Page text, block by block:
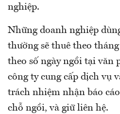
nghiệp.
Những doanh nghiệp
thường sẽ thuê theo
theo số ngày ngồi tại văn
công ty cung cấp dịch vụ
trách nhiệm nhận báo
chỗ ngồi, và giữ liên hệ.